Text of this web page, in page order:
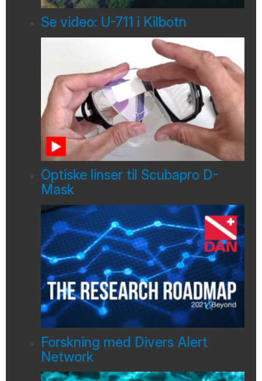
Se video: U-711 i Kilbotn
Optiske linser til Scubapro D-
Mask
Forskning med Divers Alert
Network